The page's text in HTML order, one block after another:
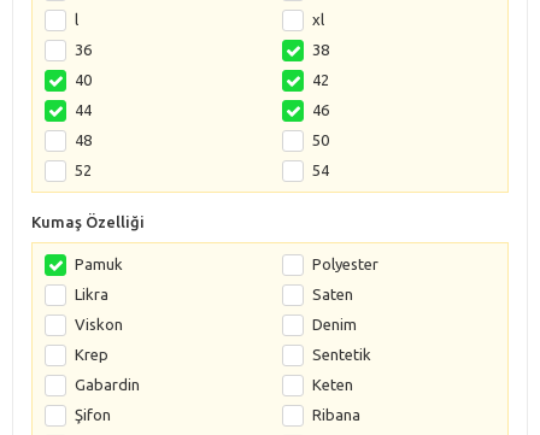
l
xl
36
38
40
42
44
46
48
50
52
54
Kumaş Özelliği
Pamuk
Polyester
Likra
Saten
Viskon
Denim
Krep
Sentetik
Gabardin
Keten
Şifon
Ribana